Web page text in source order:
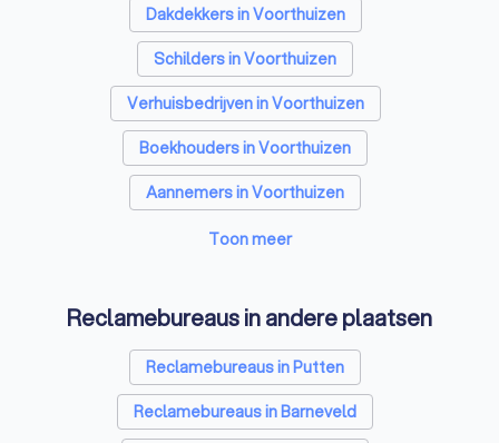
Accountants in Voorthuizen
Dakdekkers in Voorthuizen
Schilders in Voorthuizen
Verhuisbedrijven in Voorthuizen
Boekhouders in Voorthuizen
Aannemers in Voorthuizen
Makelaars in Voorthuizen
Schoonmaakbedrijven in Voorthuizen
Airco installateurs in Voorthuizen
Elektriciens in Voorthuizen
Toon meer
Reclamebureaus in andere plaatsen
Reclamebureaus in Putten
Reclamebureaus in Barneveld